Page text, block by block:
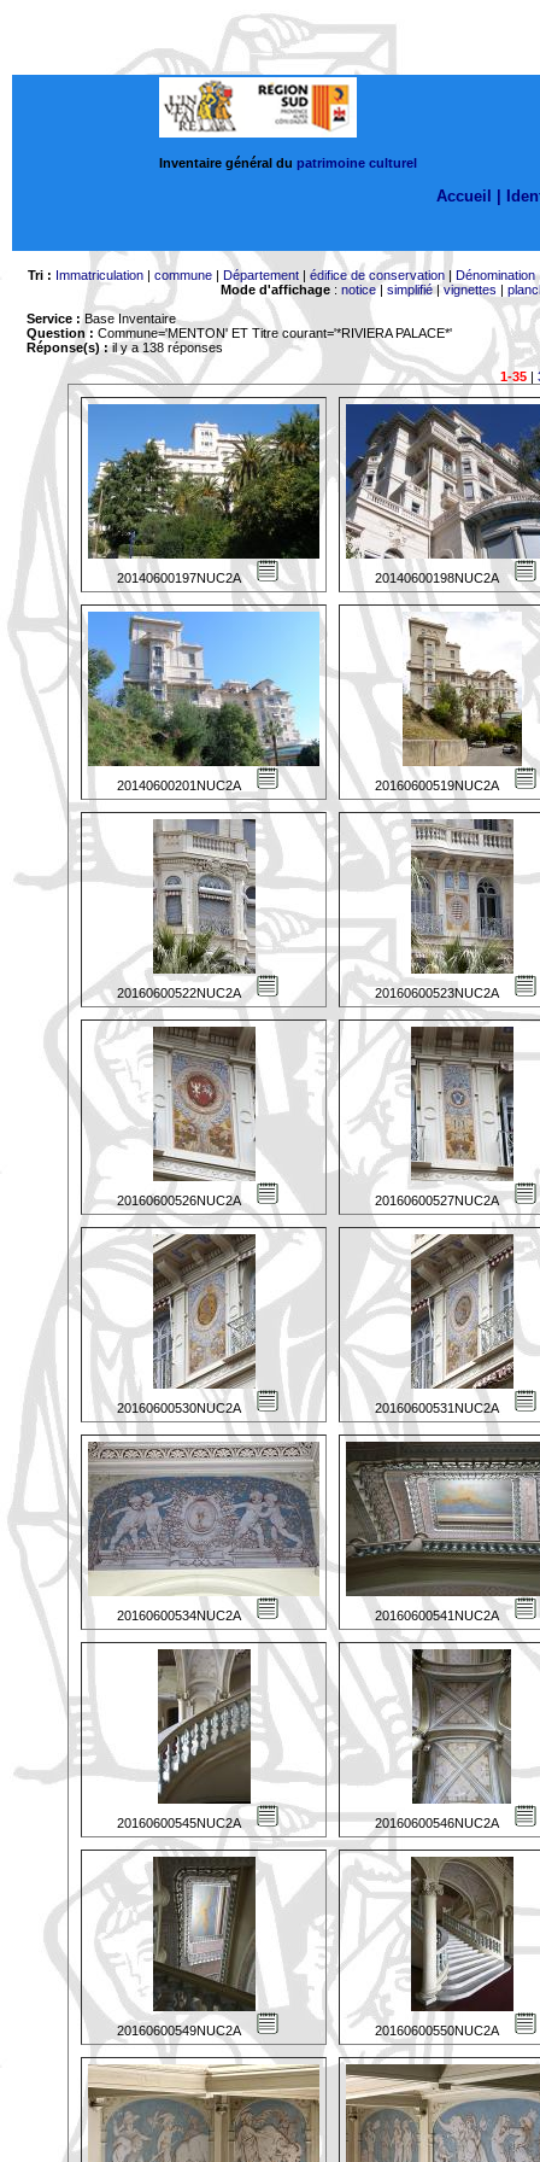
Inventaire général du patrimoine culturel
Accueil |
Tri : Immatriculation| commune| Département| édifice de conservation| Dénomination
Mode d'affichage: notice| simplifié|vignettes |
Service : Base Inventaire
Question : Commune='MENTON' ET Titre courant='*RIVIERA PALACE*'
Réponse(s) :il y a 138 réponses
1-35|
20140600197NUC2A 20140600198NUC2A
20140600201NUC2A 20160600519NUC2A
20160600522NUC2A 20160600523NUC2A
20160600526NUC2A 20160600527NUC2A
20160600530NUC2A 20160600531NUC2A
20160600534NUC2A 20160600541NUC2A
20160600545NUC2A 20160600546NUC2A
20160600549NUC2A 20160600550NUC2A